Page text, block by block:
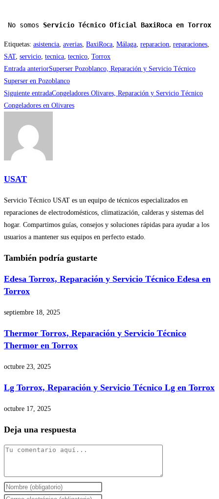
No somos Servicio Técnico Oficial BaxiRoca en Torrox
Etiquetas: asistencia, averias, BaxiRoca, Málaga, reparacion, reparaciones,
SAT, servicio, tecnica, tecnico, Torrox
Leer
más
artículos
Entrada anteriorSuperser Pozoblanco, Reparación y Servicio Técnico
Superser en Pozoblanco
Siguiente entradaCongeladores Olivares, Reparación y Servicio Técnico
Congeladores en Olivares
USAT
Servicio Técnico USAT es un equipo de técnicos especializados en
reparaciones de electrodomésticos, climatización, calderas y sistemas del
hogar. Compartimos guías, consejos y soluciones rápidas para ayudar a los
usuarios a mantener sus equipos en perfecto estado.
También podría gustarte
Edesa Torrox, Reparación y Servicio Técnico Edesa en
Torrox
septiembre 18, 2025
Thermor Torrox, Reparación y Servicio Técnico
Thermor en Torrox
octubre 23, 2025
Lg Torrox, Reparación y Servicio Técnico Lg en Torrox
octubre 17, 2025
Deja una respuesta
Comentario
Introduce